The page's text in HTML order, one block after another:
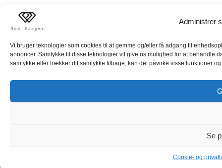
Administrer
Vi bruger teknologier som cookies til at gemme og/eller få adgang til
annoncer. Samtykke til disse teknologier vil give os mulighed for at behandle
samtykke eller trækker dit samtykke tilbage, kan det påvirke visse funktioner
Se
Cookie- og